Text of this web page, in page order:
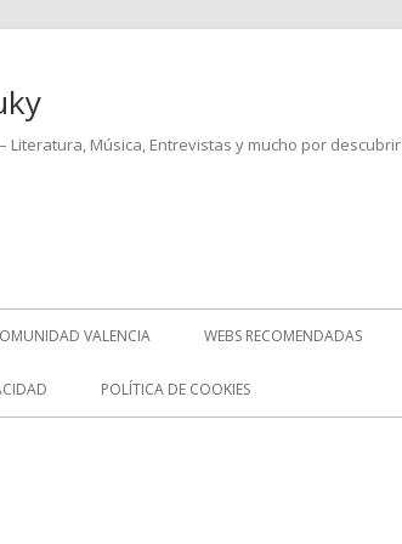
Literatura, Música, Entrevistas y mucho por descubrir
VALENCIA WEBS RECOMENDADAS
POLÍTICA DE COOKIES